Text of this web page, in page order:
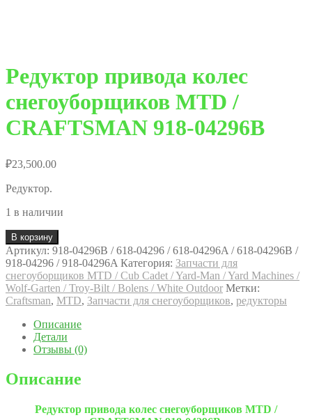
Редуктор привода колес
снегоуборщиков MTD /
CRAFTSMAN 918-04296B
₽23,500.00
Редуктор.
1 в наличии
В корзину
Артикул: 918-04296B / 618-04296 / 618-04296A / 618-04296B /
918-04296 / 918-04296A Категория: Запчасти для
снегоуборщиков MTD / Cub Cadet / Yard-Man / Yard Machines /
Wolf-Garten / Troy-Bilt / Bolens / White Outdoor Метки:
Craftsman, MTD, Запчасти для снегоуборщиков, редукторы
Описание
Детали
Отзывы (0)
Описание
Редуктор привода колес снегоуборщиков MTD /